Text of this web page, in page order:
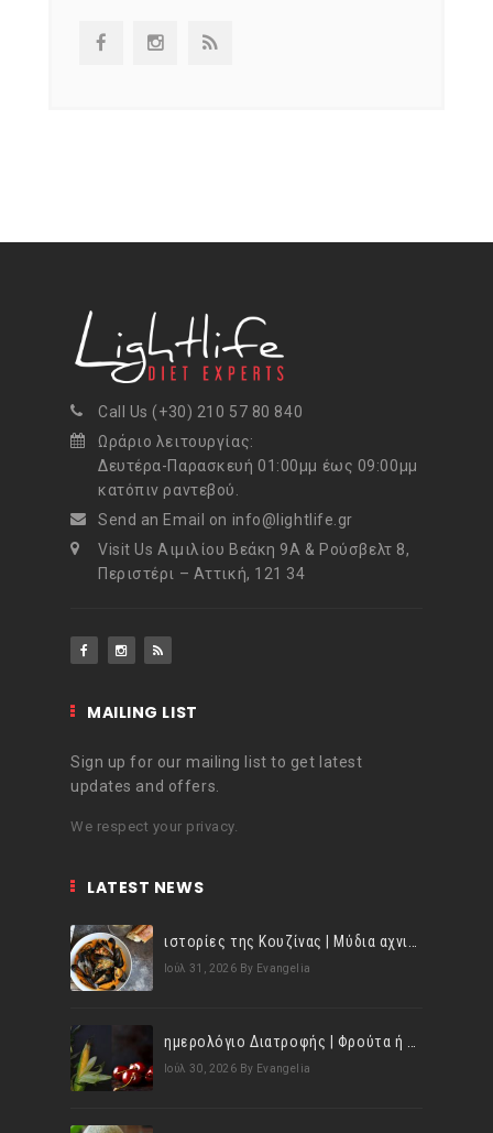
Call Us (+30) 210 57 80 840
Ωράριο λειτουργίας:
Δευτέρα-Παρασκευή 01:00μμ έως 09:00μμ
κατόπιν ραντεβού.
Send an Email on info@lightlife.gr
Visit Us Αιμιλίου Βεάκη 9Α & Ρούσβελτ 8,
Περιστέρι – Αττική, 121 34
MAILING LIST
Sign up for our mailing list to get latest
updates and offers.
We respect your privacy.
LATEST NEWS
ιστορίες της Κουζίνας | Μύδια αχνιστά σβησμένα με λευκό κρασί!
Ιούλ 31, 2026 By Evangelia
ημερολόγιο Διατροφής | Φρούτα ή λαχανικά; Γνωρίζεις τη διαφορά;
Ιούλ 30, 2026 By Evangelia